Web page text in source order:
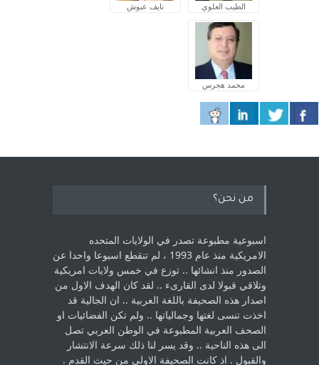
الطيب العلوي نايف عبوش
محمد هجرس
من نحن؟
اسبوعية مطبوعة تصدر في الولايات المتحده
الامريكية منذ عام 1993 ، لم ‏تنقطع اسبوعا واحدا عن
الصدور منذ انشائها .. توزع في خمس ولايات امريكية
‏وتلاقي قبولا لدى القارىء ..‏ لقد كان الهدف الاول من
اصدار هذه الصحيفة باللغة العربية .. ان الجالية قد
اخذت ‏تنسى لغتها وجمالياتها .. ولم تكن الفضائيات او
الصحف العربية المطبوعة في الوطن ‏العربي تصل
الى هذه الناحية .. وقد يسر لنا ذلك سرعة الانتشار
والقبول . اذ كانت ‏الصحيفة الاولى من حيث القدم . ‏